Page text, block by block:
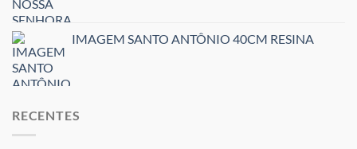
IMAGEM SANTO ANTÔNIO 40CM RESINA
RECENTES